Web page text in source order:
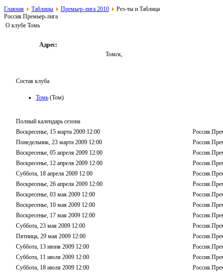
Главная Таблицы Премьер-лига 2010
Рез-ты и Таблица
Россия.Премьер-лига
О клубе Томь
Адрес:
Томск,
Состав клуба
Томь(Том)
Полный календарь сезона
Воскресенье, 15 марта 2009 12:00
Понедельник, 23 марта 2009 12:00
Воскресенье, 05 апреля 2009 12:00
Воскресенье, 12 апреля 2009 12:00
Суббота, 18 апреля 2009 12:00
Воскресенье, 26 апреля 2009 12:00
Воскресенье, 03 мая 2009 12:00
Воскресенье, 10 мая 2009 12:00
Воскресенье, 17 мая 2009 12:00
Суббота, 23 мая 2009 12:00
Пятница, 29 мая 2009 12:00
Суббота, 13 июня 2009 12:00
Суббота, 11 июля 2009 12:00
Суббота, 18 июля 2009 12:00